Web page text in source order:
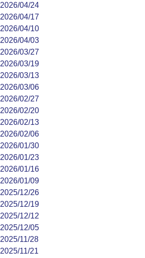
2026/04/24
2026/04/17
2026/04/10
2026/04/03
2026/03/27
2026/03/19
2026/03/13
2026/03/06
2026/02/27
2026/02/20
2026/02/13
2026/02/06
2026/01/30
2026/01/23
2026/01/16
2026/01/09
2025/12/26
2025/12/19
2025/12/12
2025/12/05
2025/11/28
2025/11/21